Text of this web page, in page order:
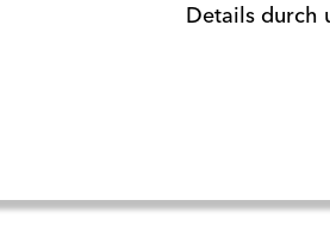
Details durch